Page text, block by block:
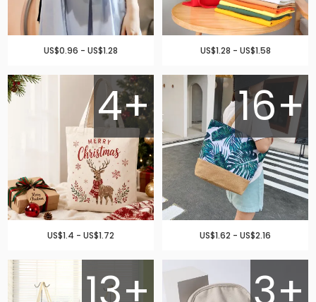
US$0.96 - US$1.28 US$1.28 - US$1.58
4+
US$1.4 - US$1.72
16+
US$1.62 - US$2.16